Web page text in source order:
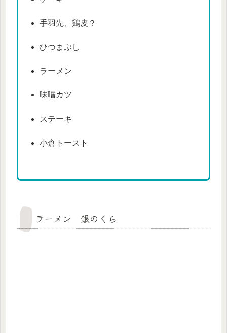
手羽先、鶏皮？
ひつまぶし
ラーメン
味噌カツ
ステーキ
小倉トースト
ラーメン 銀のくら